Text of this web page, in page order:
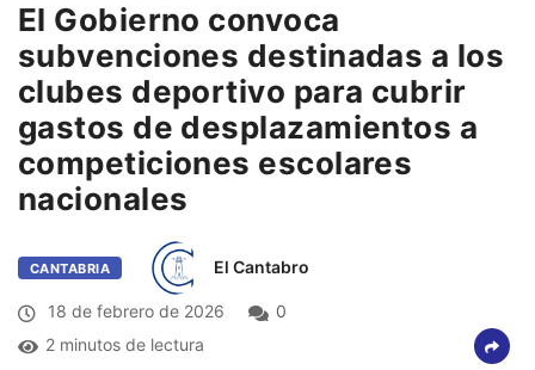
El Gobierno convoca
subvenciones destinadas a los
clubes deportivo para cubrir
gastos de desplazamientos a
competiciones escolares
nacionales
CANTABRIA El Cantabro
18 de febrero de 2026
0
2 minutos de lectura